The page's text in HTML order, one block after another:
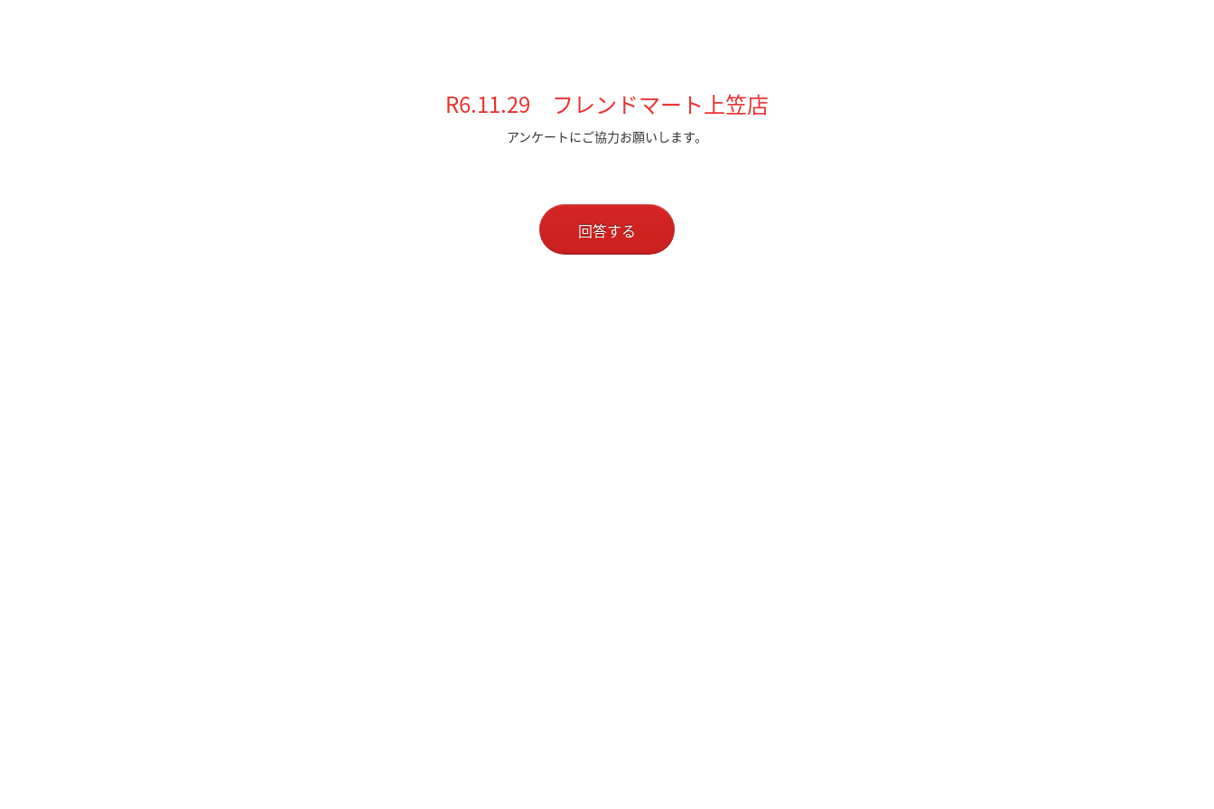
R6.11.29 フレンドマート上笠店
アンケートにご協力お願いします。
回答する